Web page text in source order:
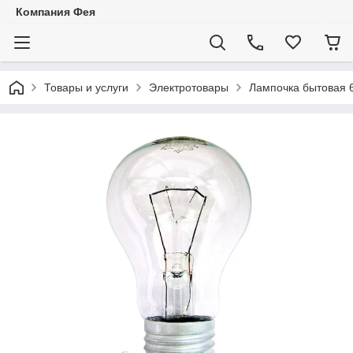
Компания Фея
Товары и услуги Электротовары Лампочка бытовая